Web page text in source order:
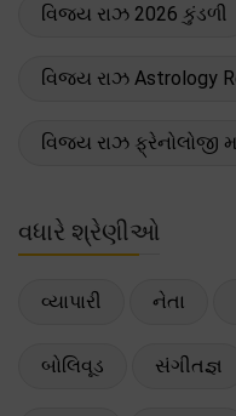
વિજય રાઝ 2026 કુંડળી
વિજય રાઝ Astrology
વિજય રાઝ ફ્રેનોલોજી
વધારે શ્રેણીઓ
વ્યાપારી નેતા
બોલિવૂડ સંગીતજ્ઞ